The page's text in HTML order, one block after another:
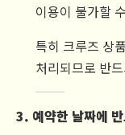
이용이 불가할
특히 크루즈 상
처리되므로 반
3. 예약한 날짜에